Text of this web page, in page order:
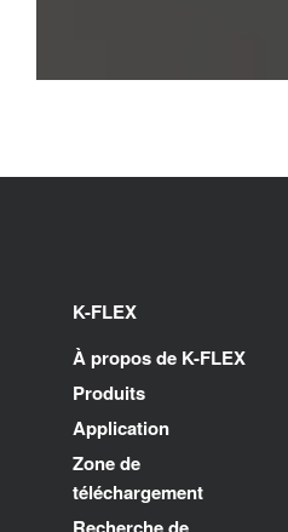
K-FLEX
À propos de K-FLEX
Produits
Application
Zone de
téléchargement